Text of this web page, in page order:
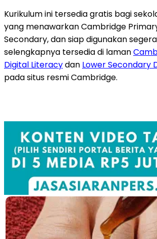
Kurikulum ini tersedia gratis bagi
yang menawarkan Cambridge
Secondary, dan siap digunakan
selengkapnya tersedia di laman
Digital Literacydan Lower Secondary
pada situs resmi Cambridge.